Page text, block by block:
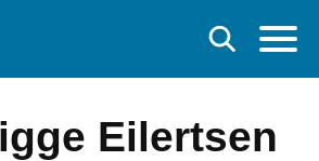
Eilertsen